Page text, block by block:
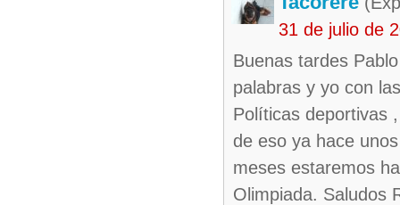
31 de julio de
Buenas tardes
palabras y yo con
Políticas deportivas
de eso ya hace
meses estaremos
Olimpiada. Saludos